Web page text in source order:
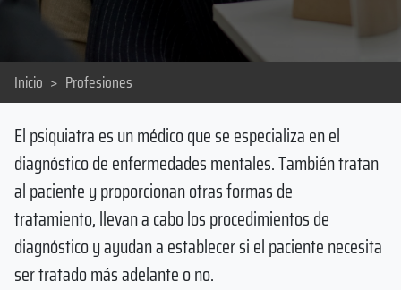
Inicio > Profesiones
El psiquiatra es un médico que se especializa en el
diagnóstico de enfermedades mentales. También tratan
al paciente y proporcionan otras formas de
tratamiento, llevan a cabo los procedimientos de
diagnóstico y ayudan a establecer si el paciente necesita
ser tratado más adelante o no.